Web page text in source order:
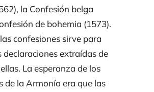
la Confesión belga
de bohemia (1573).
confesiones sirve para
declaraciones extraídas de
La esperanza de los
de la Armonía era que las